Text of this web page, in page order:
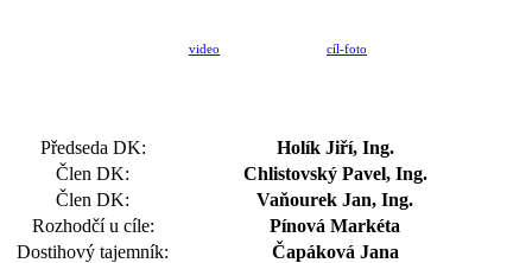
video cíl-foto
Předseda DK:
Holík Jiří, Ing.
Člen DK:
Chlistovský Pavel, Ing.
Člen DK:
Vaňourek Jan, Ing.
Rozhodčí u cíle:
Pínová Markéta
Dostihový tajemník:
Čapáková Jana